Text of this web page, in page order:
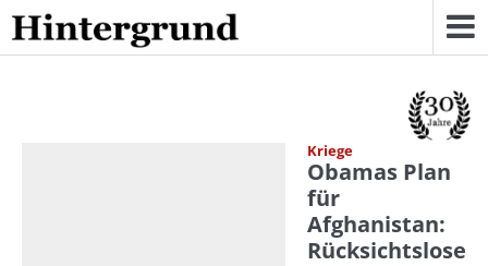
Skip
to
content
Kriege
Obamas Plan
für
Afghanistan:
Rücksichtslose